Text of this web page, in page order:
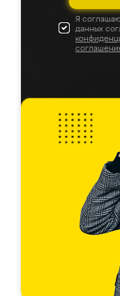
Я
данных